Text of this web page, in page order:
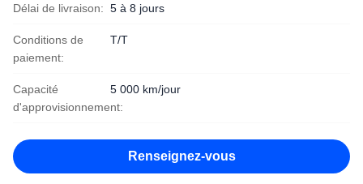
Délai de livraison: 5 à 8 jours
Conditions de
paiement:
T/T
Capacité
d'approvisionnement:
5 000 km/jour
Renseignez-vous